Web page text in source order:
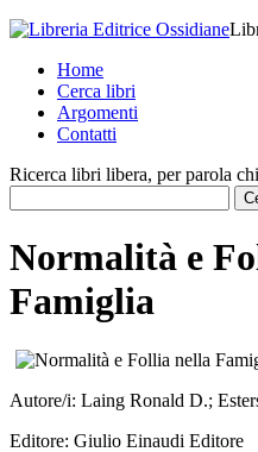
Home
Cerca libri
Argomenti
Contatti
Ricerca libri libera, per parola
Normalità e
Famiglia
Autore/i: Laing Ronald D.;
Editore: Giulio Einaudi Editore